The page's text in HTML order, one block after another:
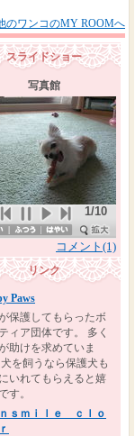
のワンコのMY ROOMへ
スライドショー
写真館
1/10
コメント(1)
リンク
Paws
保護してもらったボ
ィア団体です。 多く
助けを求めていま
を飼うなら保護犬も
いれてもらえると嬉
す。
ｓｍｉｌｅ ｃｌｏ